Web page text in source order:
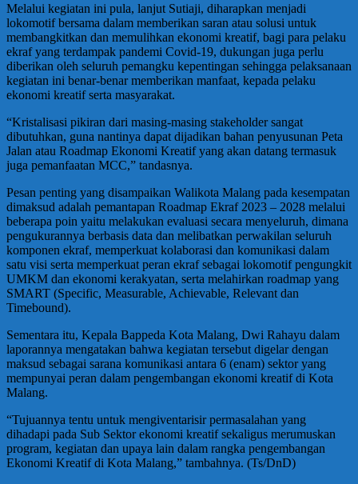
Melalui kegiatan ini pula, lanjut Sutiaji, diharapkan menjadi
lokomotif bersama dalam memberikan saran atau solusi untuk
membangkitkan dan memulihkan ekonomi kreatif, bagi para pelaku
ekraf yang terdampak pandemi Covid-19, dukungan juga perlu
diberikan oleh seluruh pemangku kepentingan sehingga pelaksanaan
kegiatan ini benar-benar memberikan manfaat, kepada pelaku
ekonomi kreatif serta masyarakat.
“Kristalisasi pikiran dari masing-masing stakeholder sangat
dibutuhkan, guna nantinya dapat dijadikan bahan penyusunan Peta
Jalan atau Roadmap Ekonomi Kreatif yang akan datang termasuk
juga pemanfaatan MCC,” tandasnya.
Pesan penting yang disampaikan Walikota Malang pada kesempatan
dimaksud adalah pemantapan Roadmap Ekraf 2023 – 2028 melalui
beberapa poin yaitu melakukan evaluasi secara menyeluruh, dimana
pengukurannya berbasis data dan melibatkan perwakilan seluruh
komponen ekraf, memperkuat kolaborasi dan komunikasi dalam
satu visi serta memperkuat peran ekraf sebagai lokomotif pengungkit
UMKM dan ekonomi kerakyatan, serta melahirkan roadmap yang
SMART (Specific, Measurable, Achievable, Relevant dan
Timebound).
Sementara itu, Kepala Bappeda Kota Malang, Dwi Rahayu dalam
laporannya mengatakan bahwa kegiatan tersebut digelar dengan
maksud sebagai sarana komunikasi antara 6 (enam) sektor yang
mempunyai peran dalam pengembangan ekonomi kreatif di Kota
Malang.
“Tujuannya tentu untuk mengiventarisir permasalahan yang
dihadapi pada Sub Sektor ekonomi kreatif sekaligus merumuskan
program, kegiatan dan upaya lain dalam rangka pengembangan
Ekonomi Kreatif di Kota Malang,” tambahnya. (Ts/DnD)